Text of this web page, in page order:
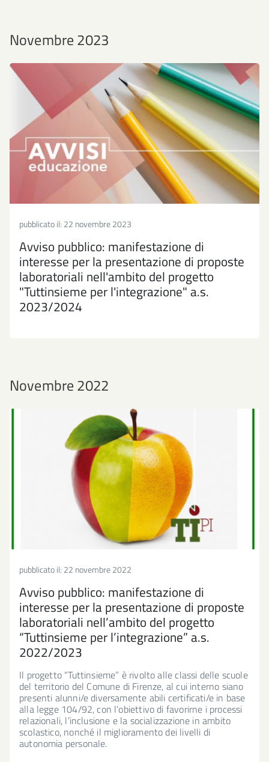
Novembre 2023
pubblicato il: 22 novembre 2023
Avviso pubblico: manifestazione di
interesse per la presentazione di proposte
laboratoriali nell'ambito del progetto
"Tuttinsieme per l'integrazione" a.s.
2023/2024
Novembre 2022
pubblicato il: 22 novembre 2022
Avviso pubblico: manifestazione di
interesse per la presentazione di proposte
laboratoriali nell’ambito del progetto
“Tuttinsieme per l’integrazione” a.s.
2022/2023
Il progetto “Tuttinsieme” è rivolto alle classi delle scuole
del territorio del Comune di Firenze, al cui interno siano
presenti alunni/e diversamente abili certificati/e in base
alla legge 104/92, con l’obiettivo di favorirne i processi
relazionali, l’inclusione e la socializzazione in ambito
scolastico, nonché il miglioramento dei livelli di
autonomia personale.